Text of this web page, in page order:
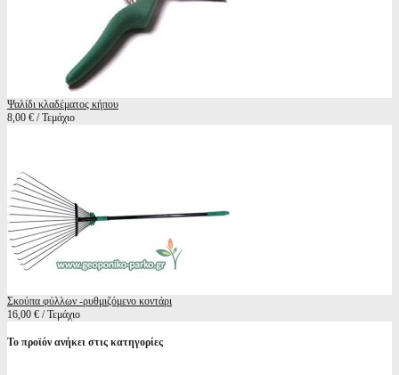
Ψαλίδι κλαδέματος κήπου
8,00 € / Τεμάχιο
Σκούπα φύλλων -ρυθμιζόμενο κοντάρι
16,00 € / Τεμάχιο
Το προϊόν ανήκει στις κατηγορίες